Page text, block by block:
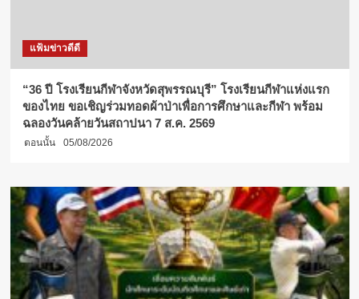
แฟ้มข่าวดีดี
“36 ปี โรงเรียนกีฬาจังหวัดสุพรรณบุรี” โรงเรียนกีฬาแห่งแรก
ของไทย ขอเชิญร่วมทอดผ้าป่าเพื่อการศึกษาและกีฬา พร้อม
ฉลองวันคล้ายวันสถาปนา 7 ส.ค. 2569
ตอนนั้น 05/08/2026